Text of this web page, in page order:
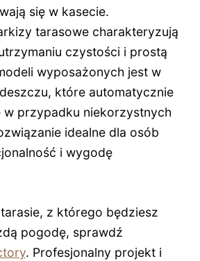
się w kasecie.
tarasowe charakteryzują
czystości i prostą
wyposażonych jest w
które automatycznie
w przypadku niekorzystnych
idealne dla osób
i wygodę
z którego będziesz
pogodę, sprawdź
. Profesjonalny projekt i